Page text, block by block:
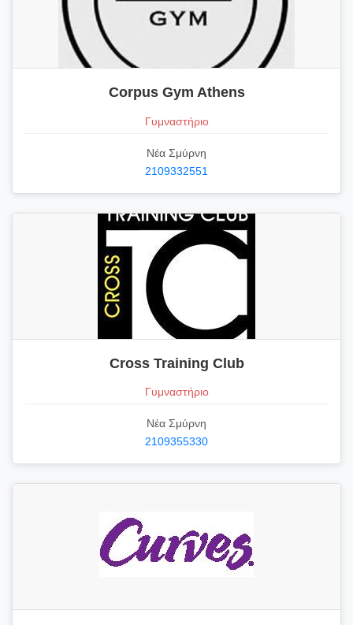
Corpus Gym Athens
Γυμναστήριο
Νέα Σμύρνη
2109332551
Cross Training Club
Γυμναστήριο
Νέα Σμύρνη
2109355330